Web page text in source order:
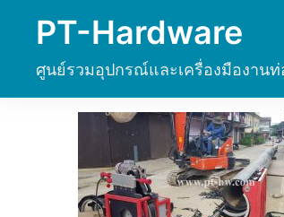
PT-Hardware
ศูนย์รวมอุปกรณ์และเครื่องมืองานท่